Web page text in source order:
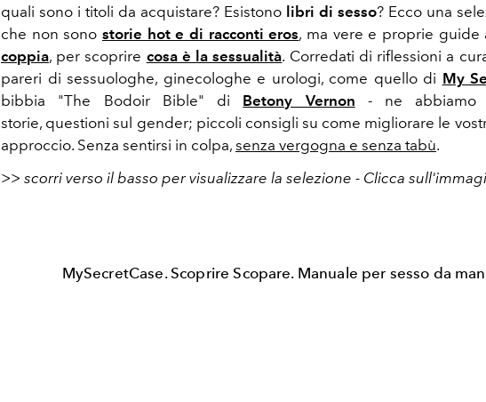
quali sono i titoli da acquistare? Esistono libri di sesso? Ecco una
che non sono storie hot e di racconti eros, ma vere e proprie guide
coppia, per scoprire cosa è la sessualità. Corredati di riflessioni a
pareri di sessuologhe, ginecologhe e urologi, come quello di My
bibbia "The Bodoir Bible" di Betony Vernon - ne abbiamo
storie, questioni sul gender; piccoli consigli su come migliorare le
approccio. Senza sentirsi in colpa, senza vergogna e senza tabù.
>> scorri verso il basso per visualizzare la selezione - Clicca
MySecretCase. Scoprire Scopare. Manuale per sesso da